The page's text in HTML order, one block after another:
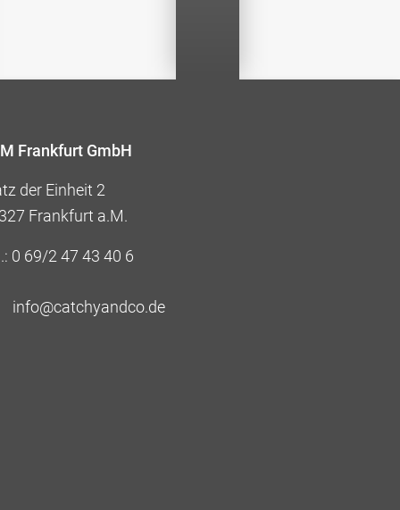
Frankfurt GmbH
der Einheit 2
Frankfurt a.M.
0 69/2 47 43 40 6
info@catchyandco.de